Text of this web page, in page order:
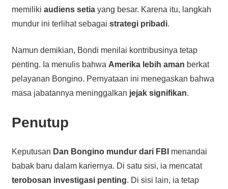
memiliki audiens setiayang besar. Karena itu, langkah
mundur ini terlihat sebagai strategi pribadi.
Namun demikian, Bondi menilai kontribusinya tetap
penting. Ia menulis bahwa Amerika lebih aman berkat
pelayanan Bongino. Pernyataan ini menegaskan bahwa
masa jabatannya meninggalkan jejak signifikan.
Penutup
Keputusan Dan Bongino mundur dari FBI menandai
babak baru dalam kariernya. Di satu sisi, ia mencatat
terobosan investigasi penting. Di sisi lain, ia tetap